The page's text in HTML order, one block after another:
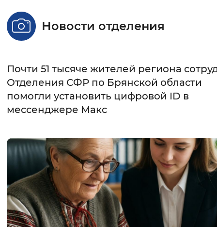
Стандартный Увеличенный
Без засечек С засечками
Интервал между буквами
Цвет сайта
Монохромный Инверсивный
Синий фон
Изображения
Новости отделения
Почти 51 тысяче жителей региона
Отделения СФР по Брянской области
помогли установить цифровой ID в
мессенджере Mакс